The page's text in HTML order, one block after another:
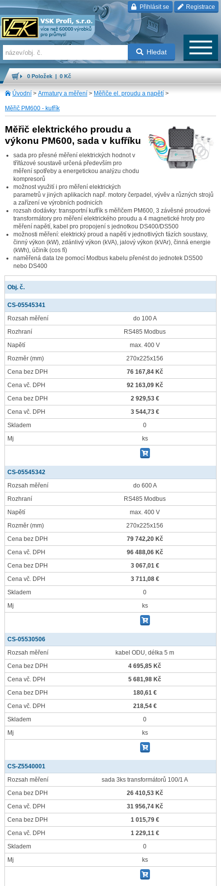
Přihlásit se Registrace
Hledat
0 Položek | 0 Kč
Úvodní > Armatury a měření > Měřiče el. proudu a napětí >
Měřič PM600 - kufřík
Měřič elektrického proudu a
výkonu PM600, sada v kufříku
sada pro přesné měření elektrických hodnot v
třífázové soustavě určená především pro
měření spotřeby a energetickou analýzu chodu
kompresorů
možnost využití i pro měření elektrických
parametrů v jiných aplikacích např. motory čerpadel, vývěv a různých strojů
a zařízení ve výrobních podnicích
rozsah dodávky: transportní kufřík s měřičem PM600, 3 závěsné proudové
transformátory pro měření elektrického proudu a 4 magnetické hroty pro
měření napětí, kabel pro propojení s jednotkou DS400/DS500
možnosti měření: elektrický proud a napětí v jednotlivých fázích soustavy,
činný výkon (kW), zdánlivý výkon (kVA), jalový výkon (kVAr), činná energie
(kWh), účiník (cos fí)
naměřená data lze pomocí Modbus kabelu přenést do jednotek DS500
nebo DS400
Obj. č.
CS-05545341
Rozsah měření
do 100 A
Rozhraní
RS485 Modbus
Napětí
max. 400 V
Rozměr (mm)
270x225x156
Cena bez DPH
76 167,84 Kč
Cena vč. DPH
92 163,09 Kč
Cena bez DPH
2 929,53 €
Cena vč. DPH
3 544,73 €
Skladem
0
Mj
ks
CS-05545342
Rozsah měření
do 600 A
Rozhraní
RS485 Modbus
Napětí
max. 400 V
Rozměr (mm)
270x225x156
Cena bez DPH
79 742,20 Kč
Cena vč. DPH
96 488,06 Kč
Cena bez DPH
3 067,01 €
Cena vč. DPH
3 711,08 €
Skladem
0
Mj
ks
CS-05530506
Rozsah měření
kabel ODU, délka 5 m
Cena bez DPH
4 695,85 Kč
Cena vč. DPH
5 681,98 Kč
Cena bez DPH
180,61 €
Cena vč. DPH
218,54 €
Skladem
0
Mj
ks
CS-Z5540001
Rozsah měření
sada 3ks transformátorů 100/1 A
Cena bez DPH
26 410,53 Kč
Cena vč. DPH
31 956,74 Kč
Cena bez DPH
1 015,79 €
Cena vč. DPH
1 229,11 €
Skladem
0
Mj
ks